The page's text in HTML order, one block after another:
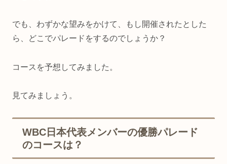
でも、わずかな望みをかけて、もし開催されたとした
ら、どこでパレードをするのでしょうか？
コースを予想してみました。
見てみましょう。
WBC日本代表メンバーの優勝パレード
のコースは？